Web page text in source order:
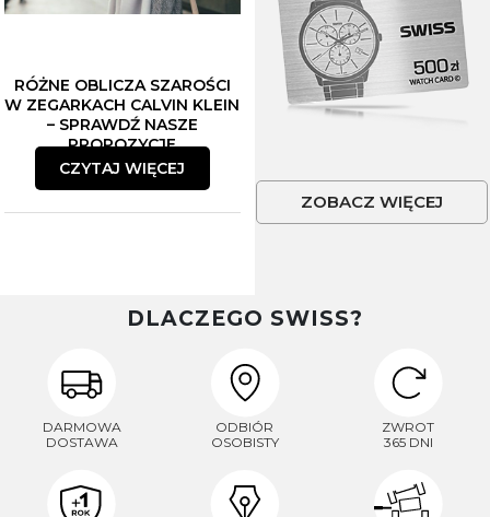
RÓŻNE OBLICZA SZAROŚCI
W ZEGARKACH CALVIN KLEIN
– SPRAWDŹ NASZE
PROPOZYCJE
CZYTAJ WIĘCEJ
ZOBACZ WIĘCEJ
DLACZEGO SWISS?
DARMOWA
DOSTAWA
ODBIÓR
OSOBISTY
ZWROT
365 DNI